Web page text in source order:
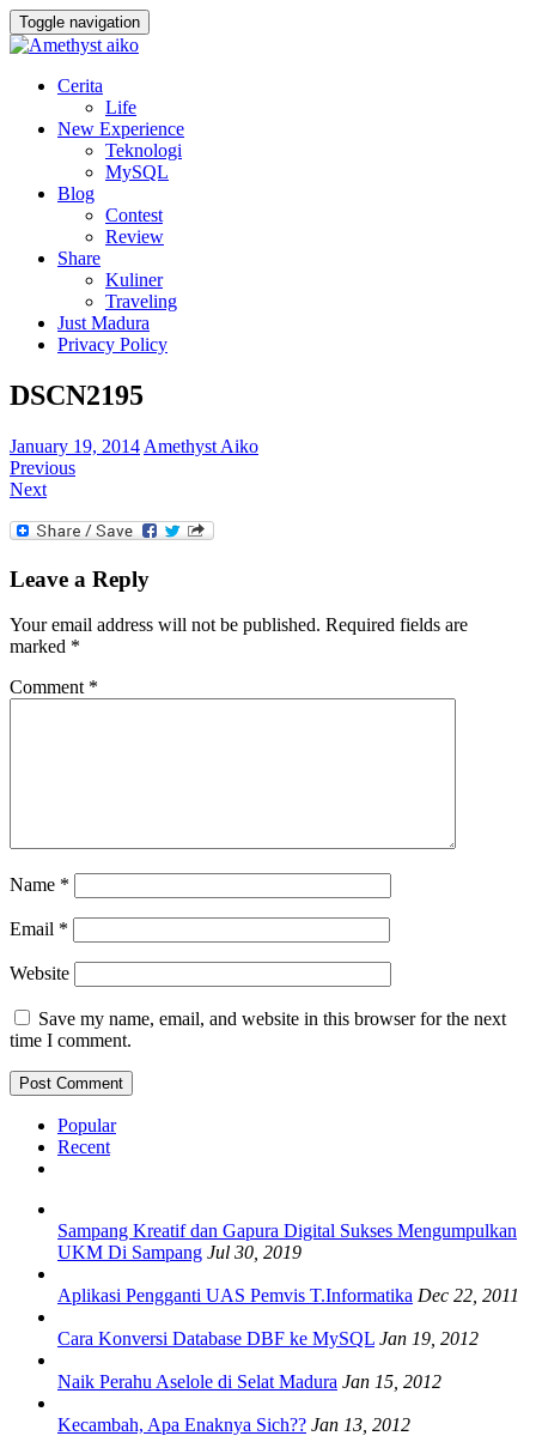
Toggle navigation
Cerita
Life
New Experience
Teknologi
MySQL
Blog
Contest
Review
Share
Kuliner
Traveling
Just Madura
Privacy Policy
DSCN2195
January 19, 2014 Amethyst Aiko
Previous
Next
Leave a Reply
Your email address will not be published. Required fields are
marked *
Comment *
Name *
Email *
Website
Save my name, email, and website in this browser for the next
time I comment.
Popular
Recent
Sampang Kreatif dan Gapura Digital Sukses Mengumpulkan
UKM Di Sampang Jul 30, 2019
Aplikasi Pengganti UAS Pemvis T.Informatika Dec 22, 2011
Cara Konversi Database DBF ke MySQL Jan 19, 2012
Naik Perahu Aselole di Selat Madura Jan 15, 2012
Kecambah, Apa Enaknya Sich?? Jan 13, 2012